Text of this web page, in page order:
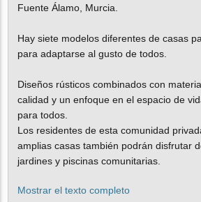
Fuente Álamo, Murcia.
Hay siete modelos diferentes de casas
para adaptarse al gusto de todos.
Diseños rústicos combinados con
calidad y un enfoque en el espacio de
para todos.
Los residentes de esta comunidad
amplias casas también podrán disfrutar
jardines y piscinas comunitarias.
Mostrar el texto completo